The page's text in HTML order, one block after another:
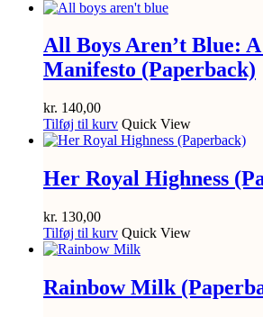
All Boys Aren’t Blue:
Manifesto (Paperback)
kr. 140,00
Tilføj til kurv Quick View
Her Royal Highness
kr. 130,00
Tilføj til kurv Quick View
Rainbow Milk